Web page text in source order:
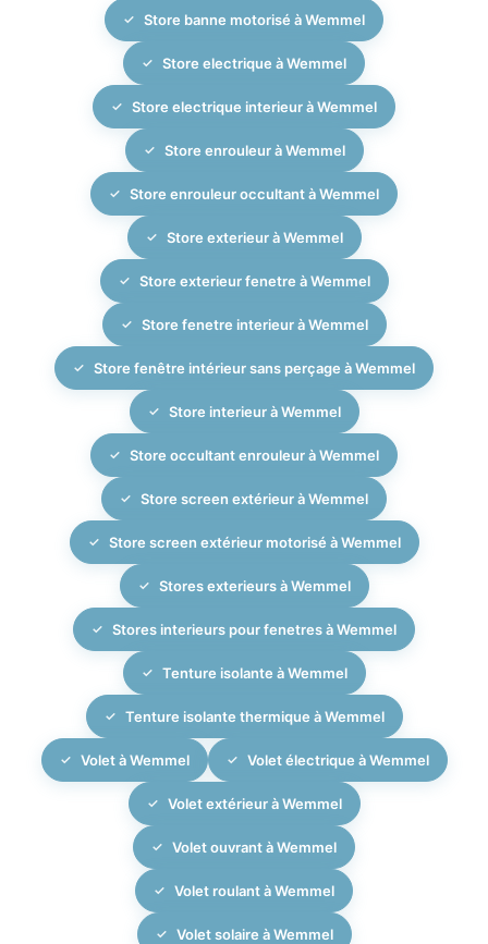
Store banne motorisé à Wemmel
Store electrique à Wemmel
Store electrique interieur à Wemmel
Store enrouleur à Wemmel
Store enrouleur occultant à Wemmel
Store exterieur à Wemmel
Store exterieur fenetre à Wemmel
Store fenetre interieur à Wemmel
Store fenêtre intérieur sans perçage à Wemmel
Store interieur à Wemmel
Store occultant enrouleur à Wemmel
Store screen extérieur à Wemmel
Store screen extérieur motorisé à Wemmel
Stores exterieurs à Wemmel
Stores interieurs pour fenetres à Wemmel
Tenture isolante à Wemmel
Tenture isolante thermique à Wemmel
Volet à Wemmel Volet électrique à Wemmel
Volet extérieur à Wemmel
Volet ouvrant à Wemmel
Volet roulant à Wemmel
Volet solaire à Wemmel